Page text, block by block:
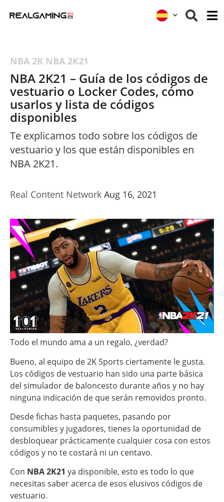
NBA 2K NBA 2K21
NBA 2K21 – Guía de los códigos de
vestuario o Locker Codes, cómo
usarlos y lista de códigos
disponibles
Te explicamos todo sobre los códigos de
vestuario y los que están disponibles en
NBA 2K21.
Real Content Network Aug 16, 2021
Todo el mundo ama a un regalo, ¿verdad?
Bueno, al equipo de 2K Sports ciertamente le gusta.
Los códigos de vestuario han sido una parte básica
del simulador de baloncesto durante años y no hay
ninguna indicación de que serán removidos pronto.
Desde fichas hasta paquetes, pasando por
consumibles y jugadores, tienes la oportunidad de
desbloquear prácticamente cualquier cosa con estos
códigos y no te costará ni un centavo.
Con NBA 2K21 ya disponible, esto es todo lo que
necesitas saber acerca de esos elusivos códigos de
vestuario.